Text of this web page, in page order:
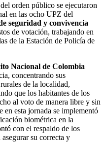
orden público se ejecutaron
en las ocho UPZ del
seguridad y convivencia
de votación, trabajando en
de la Estación de Policía de
Nacional de Colombia
concentrando sus
de la localidad,
que los habitantes de los
al voto de manera libre y sin
en esta jornada se implementó
biométrica en la
con el respaldo de los
su correcta y